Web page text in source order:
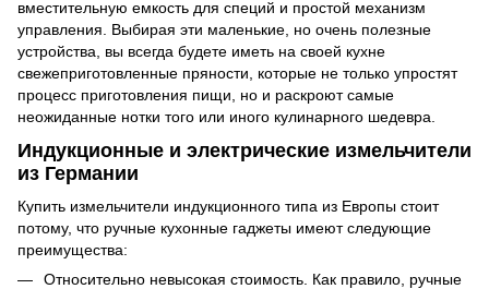
вместительную емкость для специй и простой механизм
управления. Выбирая эти маленькие, но очень полезные
устройства, вы всегда будете иметь на своей кухне
свежеприготовленные пряности, которые не только упростят
процесс приготовления пищи, но и раскроют самые
неожиданные нотки того или иного кулинарного шедевра.
Индукционные и электрические измельчители
из Германии
Купить измельчители индукционного типа из Европы стоит
потому, что ручные кухонные гаджеты имеют следующие
преимущества:
Относительно невысокая стоимость. Как правило, ручные